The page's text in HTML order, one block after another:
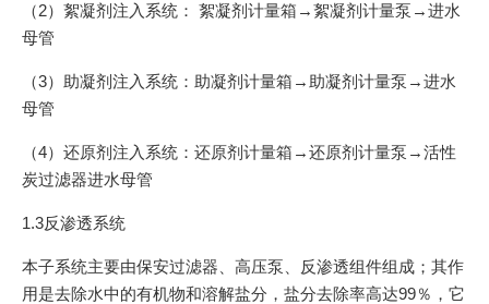
（2）絮凝剂注入系统： 絮凝剂计量箱→絮凝剂计量泵→进水
母管
（3）助凝剂注入系统：助凝剂计量箱→助凝剂计量泵→进水
母管
（4）还原剂注入系统：还原剂计量箱→还原剂计量泵→活性
炭过滤器进水母管
1.3反渗透系统
本子系统主要由保安过滤器、高压泵、反渗透组件组成；其作
用是去除水中的有机物和溶解盐分，盐分去除率高达99％，它